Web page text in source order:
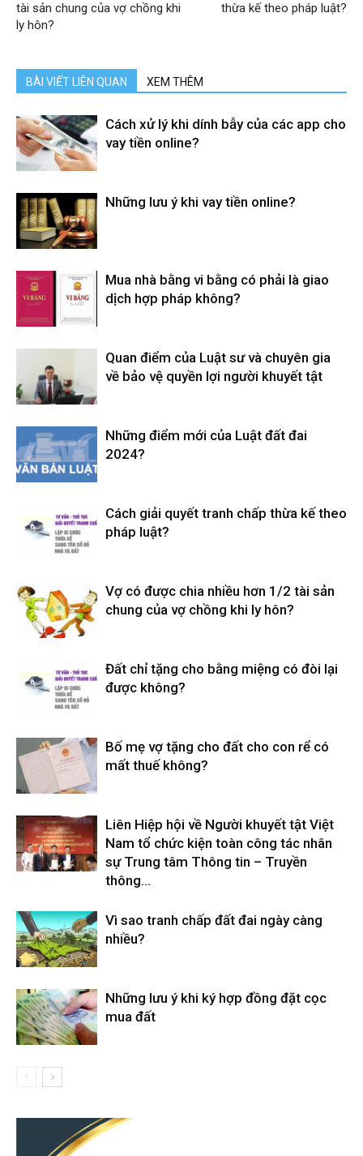
tài sản chung của vợ chồng khi
ly hôn?
thừa kế theo pháp luật?
BÀI VIẾT LIÊN QUAN XEM THÊM
Cách xử lý khi dính bẫy của các app cho
vay tiền online?
Những lưu ý khi vay tiền online?
Mua nhà bằng vi bằng có phải là giao
dịch hợp pháp không?
Quan điểm của Luật sư và chuyên gia
về bảo vệ quyền lợi người khuyết tật
Những điểm mới của Luật đất đai
2024?
Cách giải quyết tranh chấp thừa kế theo
pháp luật?
Vợ có được chia nhiều hơn 1/2 tài sản
chung của vợ chồng khi ly hôn?
Đất chỉ tặng cho bằng miệng có đòi lại
được không?
Bố mẹ vợ tặng cho đất cho con rể có
mất thuế không?
Liên Hiệp hội về Người khuyết tật Việt
Nam tổ chức kiện toàn công tác nhân
sự Trung tâm Thông tin – Truyền
thông...
Vì sao tranh chấp đất đai ngày càng
nhiều?
Những lưu ý khi ký hợp đồng đặt cọc
mua đất